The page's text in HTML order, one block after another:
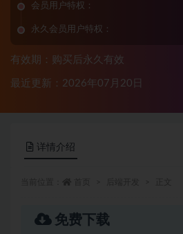
会员用户特权：
永久会员用户特权：
有效期：购买后永久有效
最近更新：2026年07月20日
详情介绍
免费下载